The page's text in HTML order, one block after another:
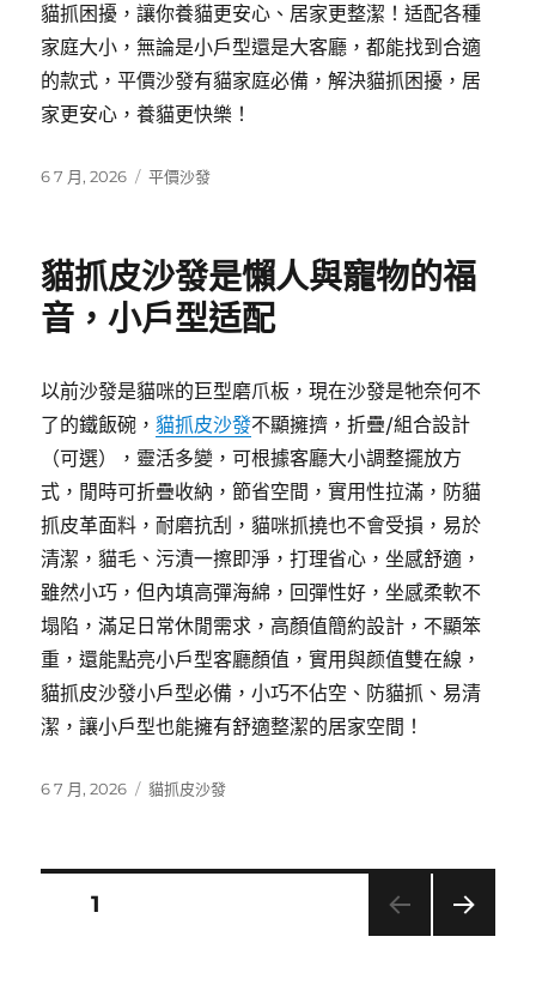
貓抓困擾，讓你養貓更安心、居家更整潔！适配各種
家庭大小，無論是小戶型還是大客廳，都能找到合適
的款式，平價沙發有貓家庭必備，解決貓抓困擾，居
家更安心，養貓更快樂！
發
6 7 月, 2026
分
平價沙發
貓抓皮沙發是懶人與寵物的福
音，小戶型适配
以前沙發是貓咪的巨型磨爪板，現在沙發是牠奈何不
了的鐵飯碗，貓抓皮沙發不顯擁擠，折疊/組合設計
（可選），靈活多變，可根據客廳大小調整擺放方
式，閒時可折疊收納，節省空間，實用性拉滿，防貓
抓皮革面料，耐磨抗刮，貓咪抓撓也不會受損，易於
清潔，貓毛、污漬一擦即淨，打理省心，坐感舒適，
雖然小巧，但內填高彈海綿，回彈性好，坐感柔軟不
塌陷，滿足日常休閒需求，高顏值簡約設計，不顯笨
重，還能點亮小戶型客廳顏值，實用與颜值雙在線，
貓抓皮沙發小戶型必備，小巧不佔空、防貓抓、易清
潔，讓小戶型也能擁有舒適整潔的居家空間！
發
6 7 月, 2026
分
貓抓皮沙發
頁次1